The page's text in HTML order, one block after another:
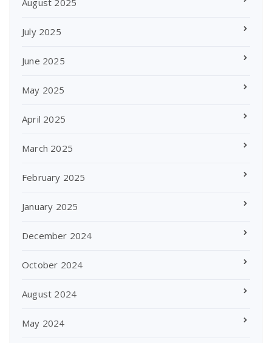
August 2025
July 2025
June 2025
May 2025
April 2025
March 2025
February 2025
January 2025
December 2024
October 2024
August 2024
May 2024